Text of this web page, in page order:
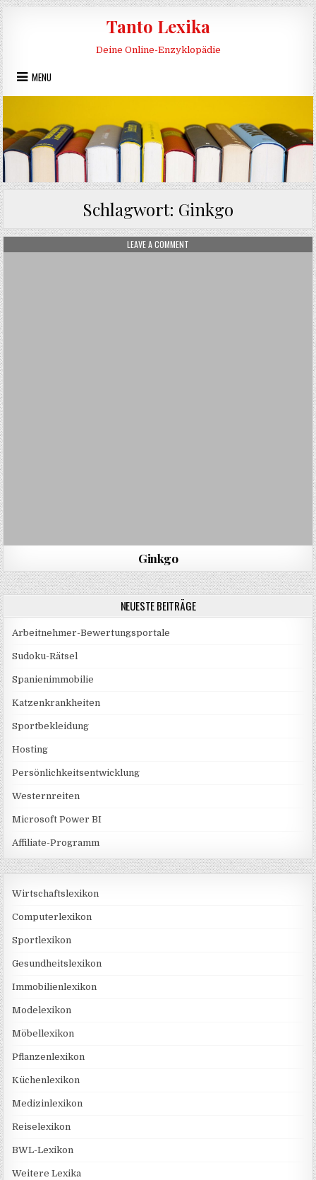
Skip to content
Tanto Lexika
Deine Online-Enzyklopädie
MENU
Schlagwort: Ginkgo
LEAVE A COMMENT
Ginkgo
NEUESTE BEITRÄGE
Arbeitnehmer-Bewertungsportale
Sudoku-Rätsel
Spanienimmobilie
Katzenkrankheiten
Sportbekleidung
Hosting
Persönlichkeitsentwicklung
Westernreiten
Microsoft Power BI
Affiliate-Programm
Wirtschaftslexikon
Computerlexikon
Sportlexikon
Gesundheitslexikon
Immobilienlexikon
Modelexikon
Möbellexikon
Pflanzenlexikon
Küchenlexikon
Medizinlexikon
Reiselexikon
BWL-Lexikon
Weitere Lexika